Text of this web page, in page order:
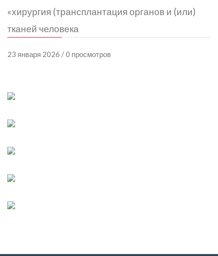
«хирургия (трансплантация органов и (или)
тканей человека
23 января 2026 / 0 просмотров